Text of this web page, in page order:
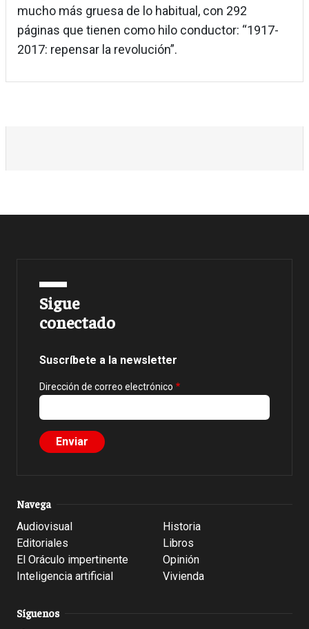
mucho más gruesa de lo habitual, con 292
páginas que tienen como hilo conductor: “1917-
2017: repensar la revolución”.
Sigue
conectado
Suscríbete a la newsletter
Dirección de correo electrónico
Navega
Audiovisual
Editoriales
El Oráculo impertinente
Inteligencia artificial
Historia
Libros
Opinión
Vivienda
Síguenos